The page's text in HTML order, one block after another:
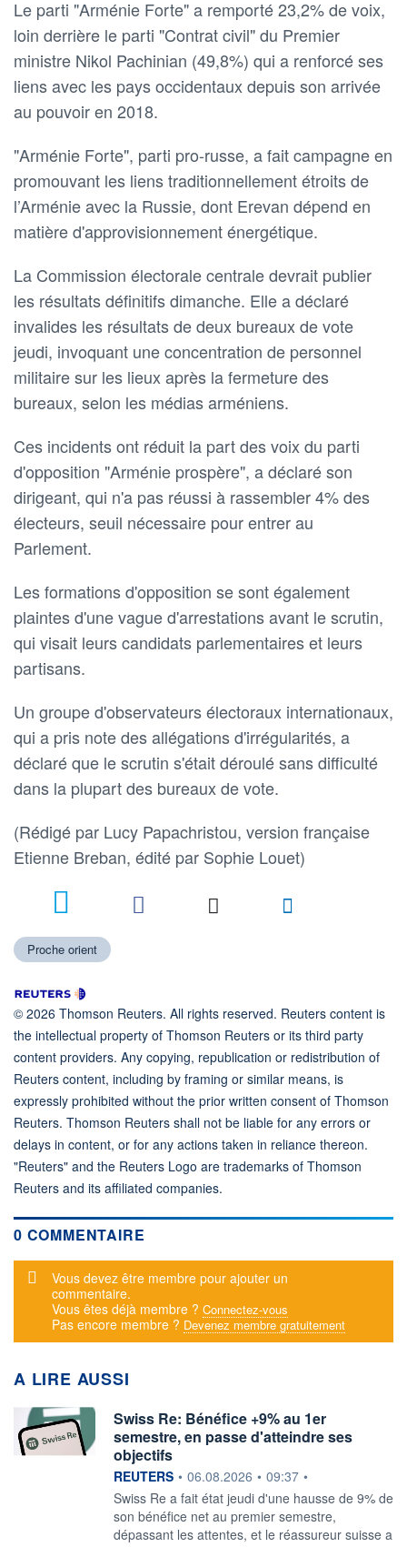
Le parti "Arménie Forte" a remporté 23,2% de voix,
loin derrière le parti "Contrat civil" du Premier
ministre Nikol Pachinian (49,8%) qui a renforcé ses
liens avec les pays occidentaux depuis son arrivée
au pouvoir en 2018.
"Arménie Forte", parti pro-russe, a fait campagne en
promouvant les liens traditionnellement étroits de
l’Arménie avec la Russie, dont Erevan dépend en
matière d'approvisionnement énergétique.
La Commission électorale centrale devrait publier
les résultats définitifs dimanche. Elle a déclaré
invalides les résultats de deux bureaux de vote
jeudi, invoquant une concentration de personnel
militaire sur les lieux après la fermeture des
bureaux, selon les médias arméniens.
Ces incidents ont réduit la part des voix du parti
d'opposition "Arménie prospère", a déclaré son
dirigeant, qui n'a pas réussi à rassembler 4% des
électeurs, seuil nécessaire pour entrer au
Parlement.
Les formations d'opposition se sont également
plaintes d'une vague d'arrestations avant le scrutin,
qui visait leurs candidats parlementaires et leurs
partisans.
Un groupe d'observateurs électoraux internationaux,
qui a pris note des allégations d'irrégularités, a
déclaré que le scrutin s'était déroulé sans difficulté
dans la plupart des bureaux de vote.
(Rédigé par Lucy Papachristou, version française
Etienne Breban, édité par Sophie Louet)
Proche orient
© 2026 Thomson Reuters. All rights reserved. Reuters content is
the intellectual property of Thomson Reuters or its third party
content providers. Any copying, republication or redistribution of
Reuters content, including by framing or similar means, is
expressly prohibited without the prior written consent of Thomson
Reuters. Thomson Reuters shall not be liable for any errors or
delays in content, or for any actions taken in reliance thereon.
"Reuters" and the Reuters Logo are trademarks of Thomson
Reuters and its affiliated companies.
0 COMMENTAIRE
Message d'alerte
Vous devez être membre pour ajouter un
commentaire.
Vous êtes déjà membre ? Connectez-vous
Pas encore membre ? Devenez membre gratuitement
A LIRE AUSSI
Swiss Re: Bénéfice +9% au 1er
semestre, en passe d'atteindre ses
objectifs
information fournie par
REUTERS • 06.08.2026 • 09:37 •
‌Swiss Re a fait état jeudi ​d'une hausse de 9% de
son bénéfice net au premier semestre,
dépassant les ​attentes, et le réassureur suisse a